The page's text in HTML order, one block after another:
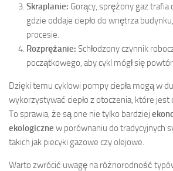
Skraplanie: Gorący, sprężony gaz trafia
gdzie oddaje ciepło do wnętrza
procesie.
Rozprężanie: Schłodzony czynnik
początkowego, aby cykl mógł się
Dzięki temu cyklowi pompy ciepła mogą w
wykorzystywać ciepło z otoczenia, które jest
To sprawia, że są one nie tylko bardziej
ekologiczne w porównaniu do tradycyjnych
takich jak piecyki gazowe czy olejowe.
Warto zwrócić uwagę na różnorodność